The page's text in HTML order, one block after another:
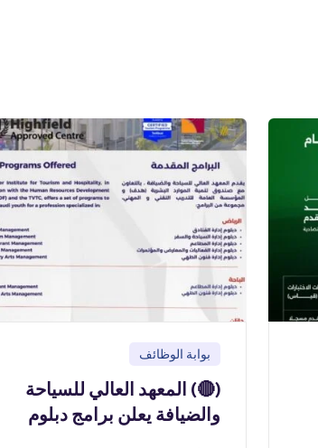
بوابة الوظائف
(🔴) المعهد العالي للسياحة
والضيافة يعلن برامج دبلوم